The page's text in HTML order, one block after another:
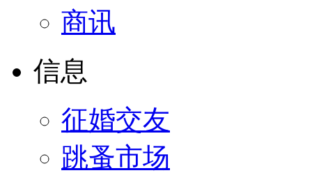
商讯
信息
征婚交友
跳蚤市场